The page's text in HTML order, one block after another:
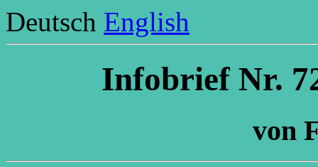
Deutsch English
Infobrief Nr.
von